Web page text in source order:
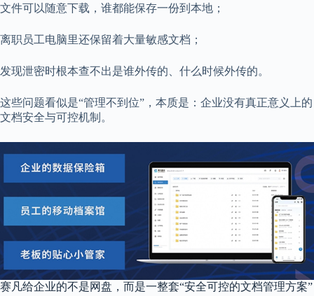
文件可以随意下载，谁都能保存一份到本地；
离职员工电脑里还保留着大量敏感文档；
发现泄密时根本查不出是谁外传的、什么时候外传的。
这些问题看似是“管理不到位”，本质是：企业没有真正意义上的
文档安全与可控机制。
赛凡给企业的不是网盘，而是一整套“安全可控的文档管理方案”